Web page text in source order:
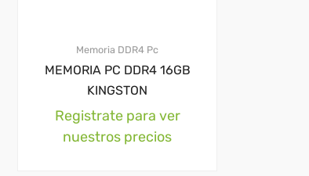
Memoria DDR4 Pc
MEMORIA PC DDR4 16GB
KINGSTON
Registrate para ver
nuestros precios